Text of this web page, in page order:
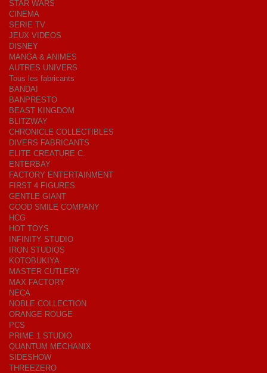
STAR WARS
CINEMA
SERIE TV
JEUX VIDEOS
DISNEY
MANGA & ANIMES
AUTRES UNIVERS
Tous les fabricants
BANDAI
BANPRESTO
BEAST KINGDOM
BLITZWAY
CHRONICLE COLLECTIBLES
DIVERS FABRICANTS
ELITE CREATURE C.
ENTERBAY
FACTORY ENTERTAINMENT
FIRST 4 FIGURES
GENTLE GIANT
GOOD SMILE COMPANY
HCG
HOT TOYS
INFINITY STUDIO
IRON STUDIOS
KOTOBUKIYA
MASTER CUTLERY
MAX FACTORY
NECA
NOBLE COLLECTION
ORANGE ROUGE
PCS
PRIME 1 STUDIO
QUANTUM MECHANIX
SIDESHOW
THREEZERO